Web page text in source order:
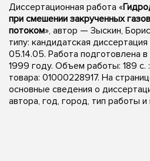
Диссертационная работа «
при смешении закрученных
потоком», автор — Зыскин,
типу: кандидатская
05.14.05. Работа подготовлена
1999 году. Объем работы: 189 с.
товара: 01000228917. На
основные сведения о
автора, год, город, тип работы